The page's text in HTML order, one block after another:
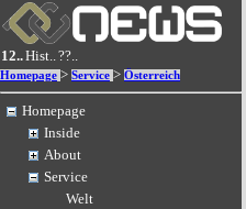
12..Hist..??..
Homepage > Service > Österreich
Homepage
Inside
About
Service
Welt